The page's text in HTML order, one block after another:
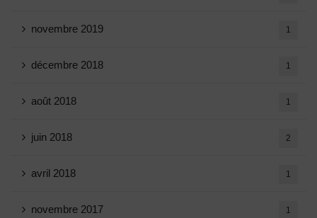
novembre 2019 1
décembre 2018 1
août 2018 1
juin 2018 2
avril 2018 1
novembre 2017 1